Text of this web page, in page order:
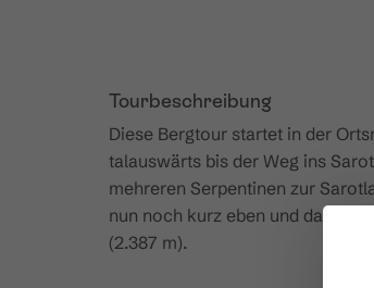
Tourbeschreibung
Diese Bergtour startet in der
talauswärts bis der Weg ins
mehreren Serpentinen zur
nun noch kurz eben und dann
(2.387 m).